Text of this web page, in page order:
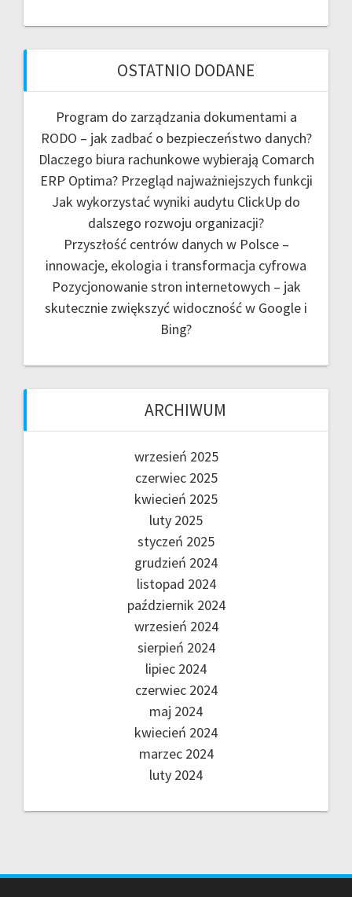
OSTATNIO DODANE
Program do zarządzania dokumentami a
RODO – jak zadbać o bezpieczeństwo danych?
Dlaczego biura rachunkowe wybierają Comarch
ERP Optima? Przegląd najważniejszych funkcji
Jak wykorzystać wyniki audytu ClickUp do
dalszego rozwoju organizacji?
Przyszłość centrów danych w Polsce –
innowacje, ekologia i transformacja cyfrowa
Pozycjonowanie stron internetowych – jak
skutecznie zwiększyć widoczność w Google i
Bing?
ARCHIWUM
wrzesień 2025
czerwiec 2025
kwiecień 2025
luty 2025
styczeń 2025
grudzień 2024
listopad 2024
październik 2024
wrzesień 2024
sierpień 2024
lipiec 2024
czerwiec 2024
maj 2024
kwiecień 2024
marzec 2024
luty 2024